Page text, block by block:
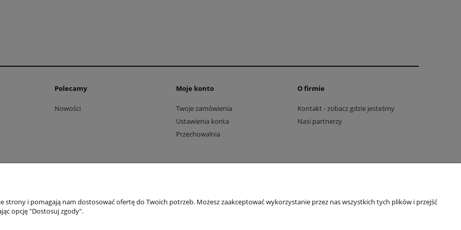
Polecamy
Nowości
Moje konto
Twoje zamówienia
Ustawienia konta
Przechowalnia
O firmie
Kontakt - zobacz gdzie jesteśmy
Nasi partnerzy
DIMENSIONS, MINDSTORMS, MIXELS, NINJAGO oraz NEXO KNIGHTS są znakami towarowymi Grupy LEGO. © 2018 The LEGO Group. Wszelkie prawa zastrzeżone.
strony i pomagają nam dostosować ofertę do Twoich potrzeb. Możesz zaakceptować wykorzystanie przez nas wszystkich tych plików i przejść
opcję "Dostosuj zgody".